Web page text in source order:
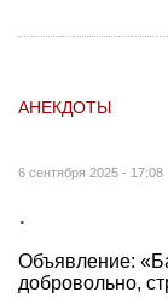
АНЕКДОТЫ
6 сентября 2025 - 17:08
.
Объявление:
добровольно,